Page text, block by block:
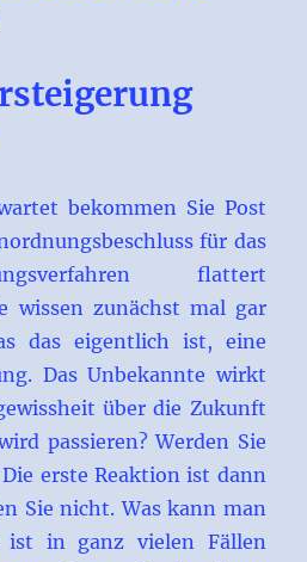
bekommen Sie Post
für das
flattert
wissen zunächst mal gar
das eigentlich ist, eine
Das Unbekannte wirkt
über die Zukunft
passieren? Werden Sie
erste Reaktion ist dann
Sie nicht. Was kann man
ist in ganz vielen Fällen